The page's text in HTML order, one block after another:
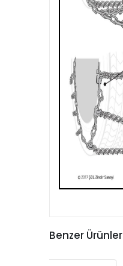
Benzer Ürünler